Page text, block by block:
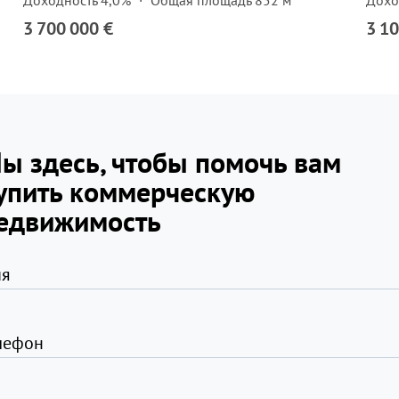
3 700 000 € 3
здесь, чтобы помочь вам
коммерческую